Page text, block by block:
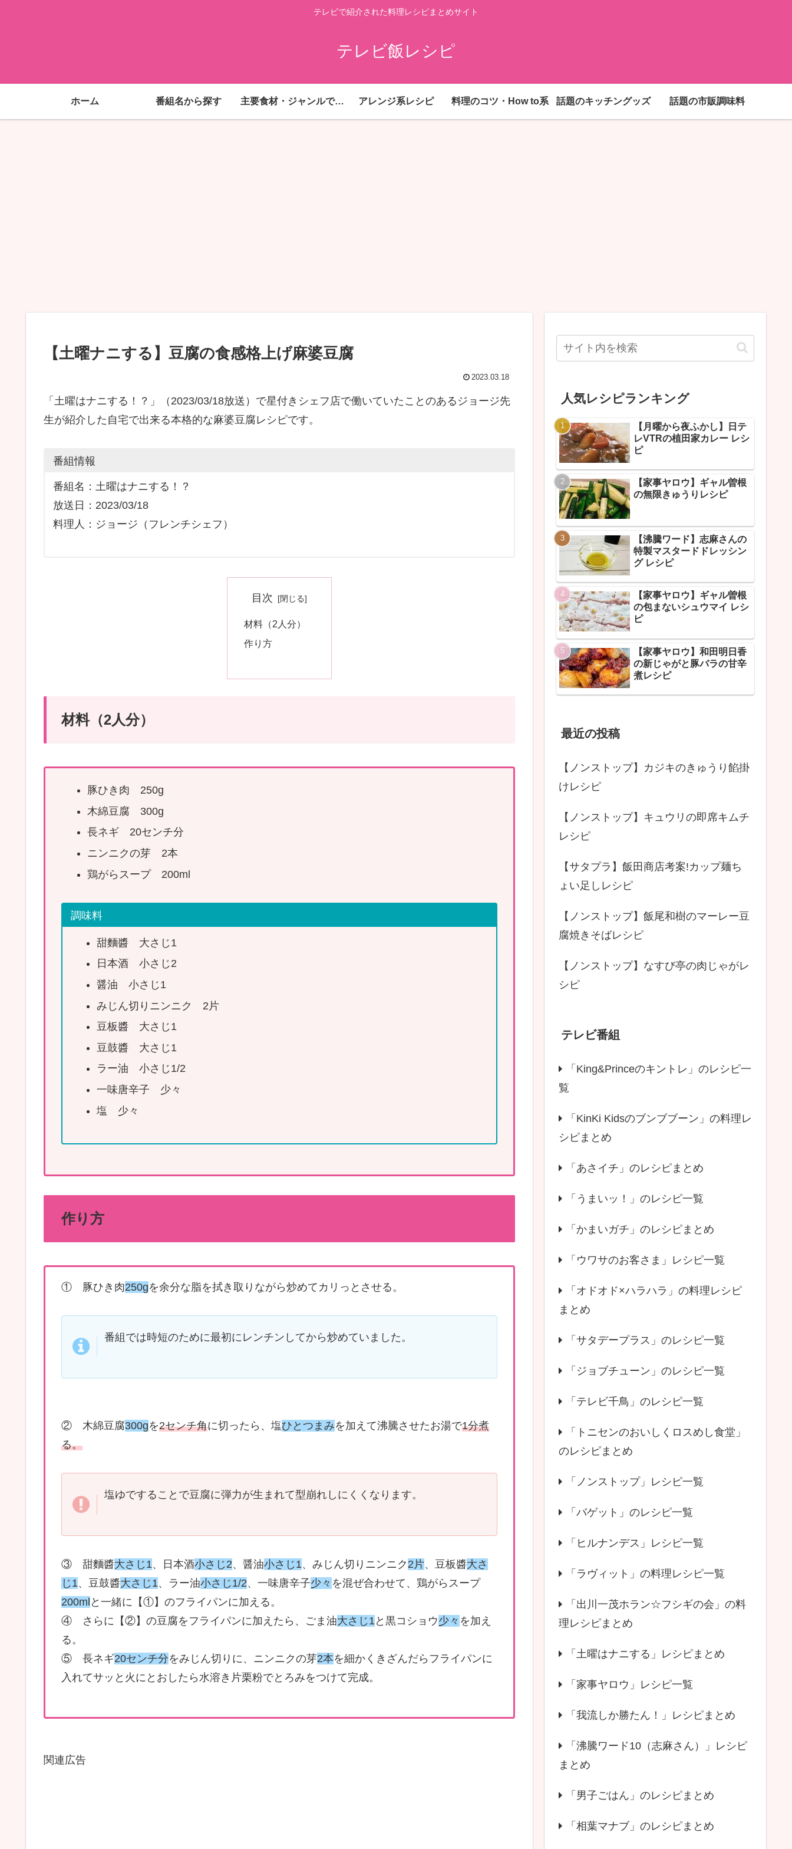
テレビで紹介された料理レシピまとめサイト
テレビ飯レシピ
ホーム 番組名から探す 主要食材・ジャンルで探す アレンジ系レシピ 料理のコツ・How to系 話題のキッチングッズ 話題の市販調味料
【土曜ナニする】豆腐の食感格上げ麻婆豆腐
2023.03.18
「土曜はナニする！？」（2023/03/18放送）で星付きシェフ店で働いていたことのあるジョージ先
生が紹介した自宅で出来る本格的な麻婆豆腐レシピです。
番組情報
番組名：土曜はナニする！？
放送日：2023/03/18
料理人：ジョージ（フレンチシェフ）
目次
材料（2人分）
作り方
材料（2人分）
豚ひき肉 250g
木綿豆腐 300g
長ネギ 20センチ分
ニンニクの芽 2本
鶏がらスープ 200ml
調味料
甜麵醬 大さじ1
日本酒 小さじ2
醤油 小さじ1
みじん切りニンニク 2片
豆板醬 大さじ1
豆鼓醬 大さじ1
ラー油 小さじ1/2
一味唐辛子 少々
塩 少々
作り方
① 豚ひき肉250gを余分な脂を拭き取りながら炒めてカリっとさせる。
番組では時短のために最初にレンチンしてから炒めていました。
② 木綿豆腐300gを2センチ角に切ったら、塩ひとつまみを加えて沸騰させたお湯で1分煮
る。
塩ゆですることで豆腐に弾力が生まれて型崩れしにくくなります。
③ 甜麵醬大さじ1、日本酒小さじ2、醤油小さじ1、みじん切りニンニク 2片、豆板醬大さ
じ1、豆鼓醬大さじ1、ラー油小さじ1/2、一味唐辛子少々 を混ぜ合わせて、鶏がらスープ
200ml と一緒に【①】のフライパンに加える。
④ さらに【②】の豆腐をフライパンに加えたら、ごま油大さじ1と黒コショウ少々 を加え
る。
⑤ 長ネギ20センチ分をみじん切りに、ニンニクの芽2本を細かくきざんだらフライパンに
入れてサッと火にとおしたら水溶き片栗粉でとろみをつけて完成。
関連広告
人気レシピランキング
【月曜から夜ふかし】日テ
レVTRの植田家カレー レシ
ピ
【家事ヤロウ】ギャル曽根
の無限きゅうりレシピ
【沸騰ワード】志麻さんの
特製マスタードドレッシン
グ レシピ
【家事ヤロウ】ギャル曽根
の包まないシュウマイ レシ
ピ
【家事ヤロウ】和田明日香
の新じゃがと豚バラの甘辛
煮レシピ
最近の投稿
【ノンストップ】カジキのきゅうり餡掛
けレシピ
【ノンストップ】キュウリの即席キムチ
レシピ
【サタプラ】飯田商店考案!カップ麺ち
ょい足しレシピ
【ノンストップ】飯尾和樹のマーレー豆
腐焼きそばレシピ
【ノンストップ】なすび亭の肉じゃがレ
シピ
テレビ番組
「King&Princeのキントレ」のレシピ一
覧
「KinKi Kidsのブンブブーン」の料理レ
シピまとめ
「あさイチ」のレシピまとめ
「うまいッ！」のレシピ一覧
「かまいガチ」のレシピまとめ
「ウワサのお客さま」レシピ一覧
「オドオド×ハラハラ」の料理レシピ
まとめ
「サタデープラス」のレシピ一覧
「ジョブチューン」のレシピ一覧
「テレビ千鳥」のレシピ一覧
「トニセンのおいしくロスめし食堂」
のレシピまとめ
「ノンストップ」レシピ一覧
「バゲット」のレシピ一覧
「ヒルナンデス」レシピ一覧
「ラヴィット」の料理レシピ一覧
「出川一茂ホラン☆フシギの会」の料
理レシピまとめ
「土曜はナニする」レシピまとめ
「家事ヤロウ」レシピ一覧
「我流しか勝たん！」レシピまとめ
「沸騰ワード10（志麻さん）」レシピ
まとめ
「男子ごはん」のレシピまとめ
「相葉マナブ」のレシピまとめ